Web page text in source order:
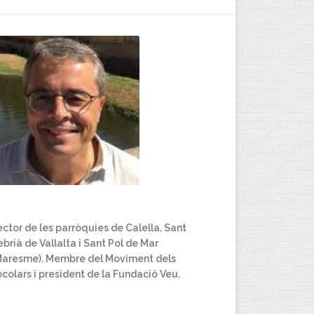
de les parròquies de Calella, Sant
de Vallalta i Sant Pol de Mar
Membre del Moviment dels
i president de la Fundació Veu.